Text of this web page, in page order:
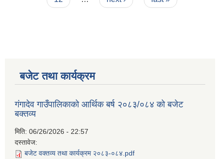
बजेट तथा कार्यक्रम
गंगादेव गाउँपालिकाको आर्थिक बर्ष २०८३/०८४ को बजेट
बक्तव्य
मिति: 06/26/2026 - 22:57
दस्तावेज:
बजेट वक्तव्य तथा कार्यक्रम २०८३-०८४.pdf